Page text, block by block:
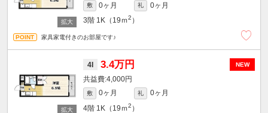
敷 0ヶ月 礼
0ヶ月
3階 1K（19ｍ2 ）
家具家電付きのお部屋です♪
NEW
4I 3.4万円
4,000円
敷 0ヶ月 礼
0ヶ月
4階 1K（19ｍ2 ）